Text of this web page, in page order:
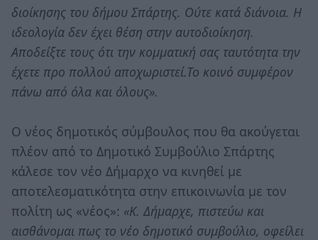
διοίκησης του δήμου Σπάρτης. Ούτε κατά διάνοια. Η
ιδεολογία δεν έχει θέση στην αυτοδιοίκηση.
Αποδείξτε τους ότι την κομματική σας ταυτότητα την
έχετε προ πολλού αποχωριστεί.Το κοινό συμφέρον
πάνω από όλα και όλους».
Ο νέος δημοτικός σύμβουλος που θα ακούγεται
πλέον από το Δημοτικό Συμβούλιο Σπάρτης
κάλεσε τον νέο Δήμαρχο να κινηθεί με
αποτελεσματικότητα στην επικοινωνία με τον
πολίτη ως «νέος»: «Κ. Δήμαρχε, πιστεύω και
αισθάνομαι πως το νέο δημοτικό συμβούλιο, οφείλει